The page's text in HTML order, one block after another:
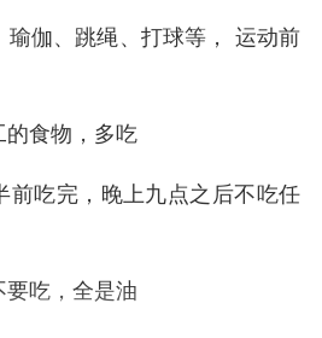
瑜伽、跳绳、打球等， 运动前
的食物，多吃
前吃完，晚上九点之后不吃任
要吃，全是油